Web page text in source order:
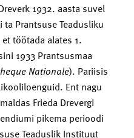
1932. aasta suvel
Prantsuse Teadusliku
töötada alates 1.
1933 Prantsusmaa
Nationale). Pariisis
Ent nagu
Frieda Drevergi
pikema perioodi
Teaduslik Instituut